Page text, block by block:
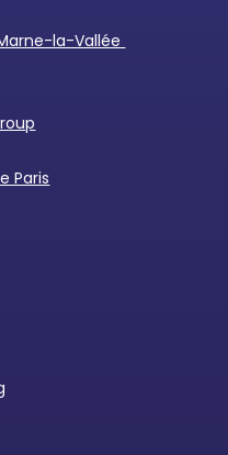
la-Vallée
Paris